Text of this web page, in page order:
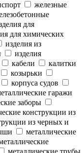
железные
для
для химических
изделия из
изделия
кабели
калитки
козырьки
корпуса судов
гаражи
заборы
конструкции из
из черных и
металлические
металлические трубы